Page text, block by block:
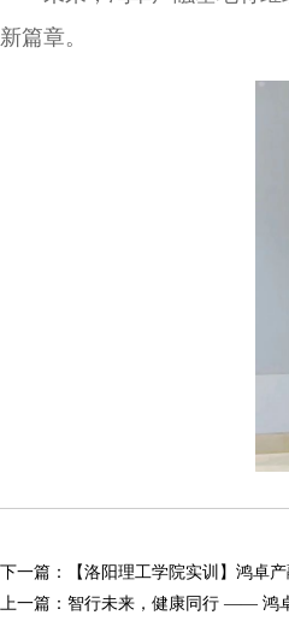
新篇章。
下一篇：
【洛阳理工学院实训】鸿卓
上一篇： 智行未来，健康同行 —— 鸿